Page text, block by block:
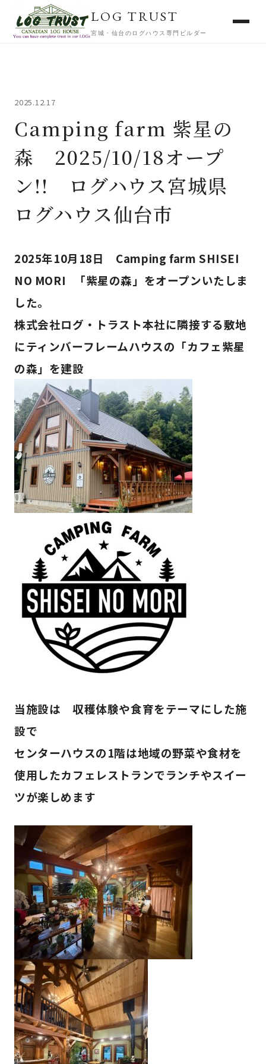
LOG TRUST
宮城・仙台のログハウス専門ビルダー
2025.12.17
Camping farm 紫星の
森 2025/10/18オープ
ン!! ログハウス宮城県
ログハウス仙台市
2025年10月18日 Camping farm SHISEI
NO MORI 「紫星の森」をオープンいたしま
した。
株式会社ログ・トラスト本社に隣接する敷地
にティンバーフレームハウスの「カフェ紫星
の森」を建設
当施設は 収穫体験や食育をテーマにした施
設で
センターハウスの1階は地域の野菜や食材を
使用したカフェレストランでランチやスイー
ツが楽しめます